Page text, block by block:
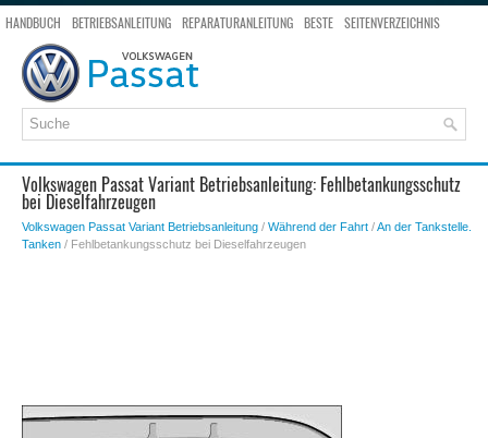
HANDBUCH BETRIEBSANLEITUNG REPARATURANLEITUNG BESTE
SEITENVERZEICHNIS
SEITENSUCHE
Volkswagen Passat Variant Betriebsanleitung: Fehlbetankungsschutz
bei Dieselfahrzeugen
Volkswagen Passat Variant Betriebsanleitung / Während der Fahrt /An der Tankstelle.
Tanken / Fehlbetankungsschutz bei Dieselfahrzeugen